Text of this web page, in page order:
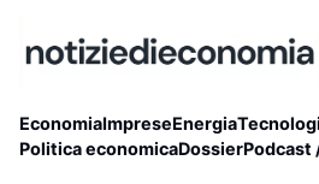
EconomiaImpreseEnergia
Politica economicaDossierPodcast